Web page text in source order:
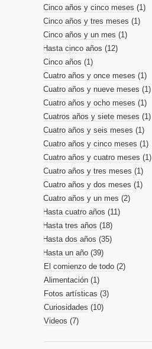
Cinco años y cinco meses (1)
Cinco años y tres meses (1)
Cinco años y un mes (1)
Hasta cinco años (12)
Cinco años (1)
Cuatro años y once meses (1)
Cuatro años y nueve meses (1)
Cuatro años y ocho meses (1)
Cuatros años y siete meses (1)
Cuatro años y seis meses (1)
Cuatro años y cinco meses (1)
Cuatro años y cuatro meses (1)
Cuatro años y tres meses (1)
Cuatro años y dos meses (1)
Cuatro años y un mes (2)
Hasta cuatro años (11)
Hasta tres años (18)
Hasta dos años (35)
Hasta un año (39)
El comienzo de todo (2)
Alimentación (1)
Fotos artísticas (3)
Curiosidades (10)
Videos (7)